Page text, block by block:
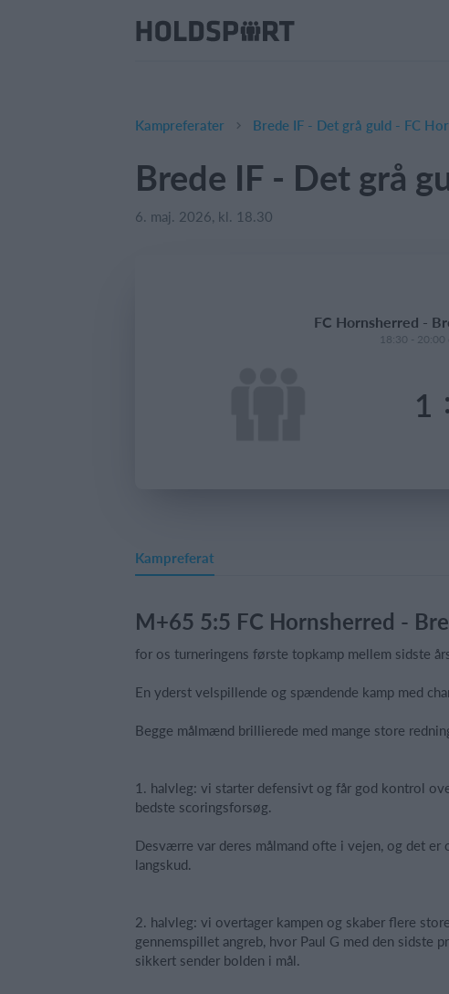
Kampreferater Brede IF - Det grå guld - FC
Brede IF - Det grå
6. maj. 2026, kl. 18.30
FC Hornsherred -
18:30 - 20:00
1 :
Kampreferat
M+65 5:5 FC Hornsherred -
for os turneringens første topkamp mellem sidste
En yderst velspillende og spændende kamp med
Begge målmænd brillierede med mange store
1. halvleg: vi starter defensivt og får god kontrol
bedste scoringsforsøg.
Desværre var deres målmand ofte i vejen, og det er
langskud.
2. halvleg: vi overtager kampen og skaber flere
gennemspillet angreb, hvor Paul G med den sidste
sikkert sender bolden i mål.